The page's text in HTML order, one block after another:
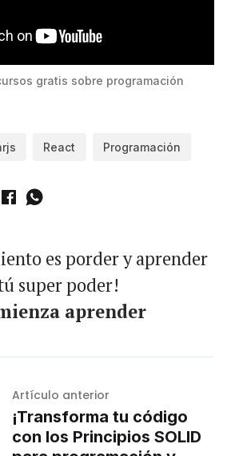
gratis sobre programación
React Programación
es porder y aprender
super poder!
aprender
Artículo anterior
¡Transforma tu código
con los Principios SOLID